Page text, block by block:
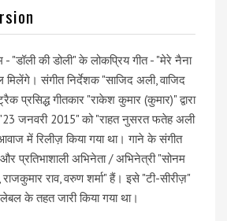
"डॉली की डोली" के लोकप्रिय गीत - "मेरे नैना
मिलेंगे। संगीत निर्देशक "साजिद अली, वाजिद
प्रसिद्ध गीतकार "राकेश कुमार (कुमार)" द्वारा
जनवरी 2015" को "राहत नुसरत फतेह अली
में रिलीज़ किया गया था। गाने के संगीत
प्रतिभाशाली अभिनेता / अभिनेत्री "सोनम
राव, वरुण शर्मा" हैं। इसे "टी-सीरीज़"
के तहत जारी किया गया था।